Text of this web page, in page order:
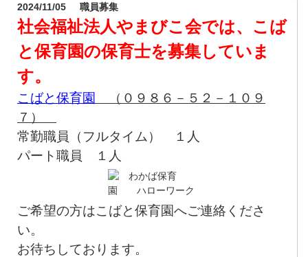
2024/11/05 職員募集
社会福祉法人やまびこ会では、こば
と保育園の保育士を募集していま
す。
こばと保育園
（０９８６－５２－１０９
７）
常勤職員（フルタイム） １人
パート職員 １人
ご希望の方はこばと保育園へご連絡くださ
い。
お待ちしております。